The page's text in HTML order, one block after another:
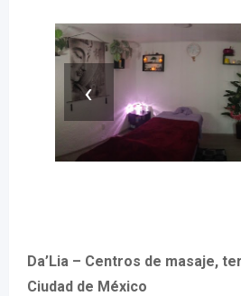
‹
Da’Lia – Centros de masaje,
Ciudad de México